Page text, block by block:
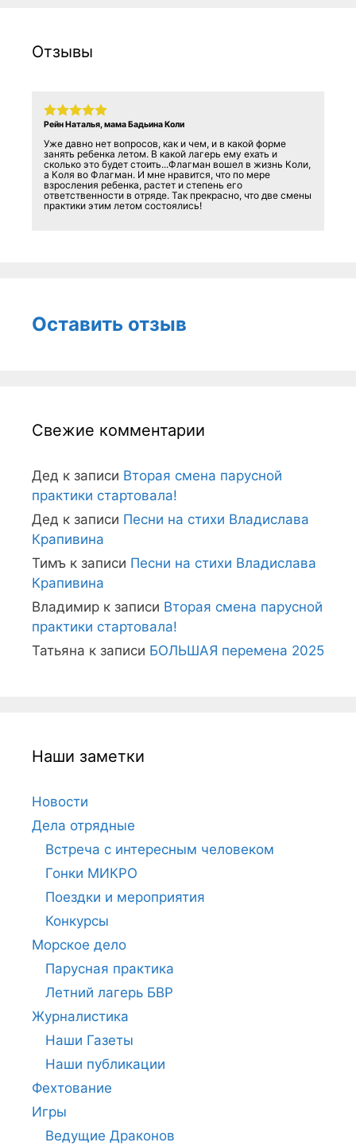
Отзывы
Рейн Наталья, мама Бадьина Коли
Уже давно нет вопросов, как и чем, и в какой форме
занять ребенка летом. В какой лагерь ему ехать и
сколько это будет стоить...Флагман вошел в жизнь Коли,
а Коля во Флагман. И мне нравится, что по мере
взросления ребенка, растет и степень его
ответственности в отряде. Так прекрасно, что две смены
практики этим летом состоялись!
Оставить отзыв
Свежие комментарии
Дед к записи Вторая смена парусной
практики стартовала!
Дед к записи Песни на стихи Владислава
Крапивина
Тимъ к записи Песни на стихи Владислава
Крапивина
Владимир к записи Вторая смена парусной
практики стартовала!
Татьяна к записи БОЛЬШАЯ перемена 2025
Наши заметки
Новости
Дела отрядные
Встреча с интересным человеком
Гонки МИКРО
Поездки и мероприятия
Конкурсы
Морское дело
Парусная практика
Летний лагерь БВР
Журналистика
Наши Газеты
Наши публикации
Фехтование
Игры
Ведущие Драконов